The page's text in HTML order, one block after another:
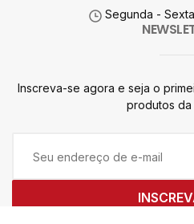
Segunda - Sexta
Inscreva-se agora e seja o
produtos da